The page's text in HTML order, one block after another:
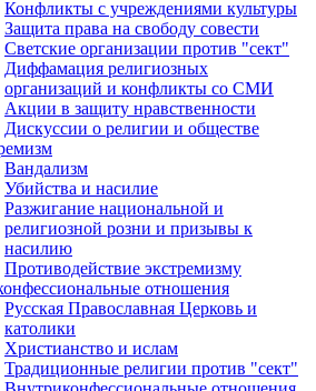
Конфликты с учреждениями культуры
Защита права на свободу совести
Светские организации против "сект"
Диффамация религиозных
организаций и конфликты со СМИ
Акции в защиту нравственности
Дискуссии о религии и обществе
Вандализм
Убийства и насилие
Разжигание национальной и
религиозной розни и призывы к
насилию
Противодействие экстремизму
отношения
Русская Православная Церковь и
католики
Христианство и ислам
Традиционные религии против "сект"